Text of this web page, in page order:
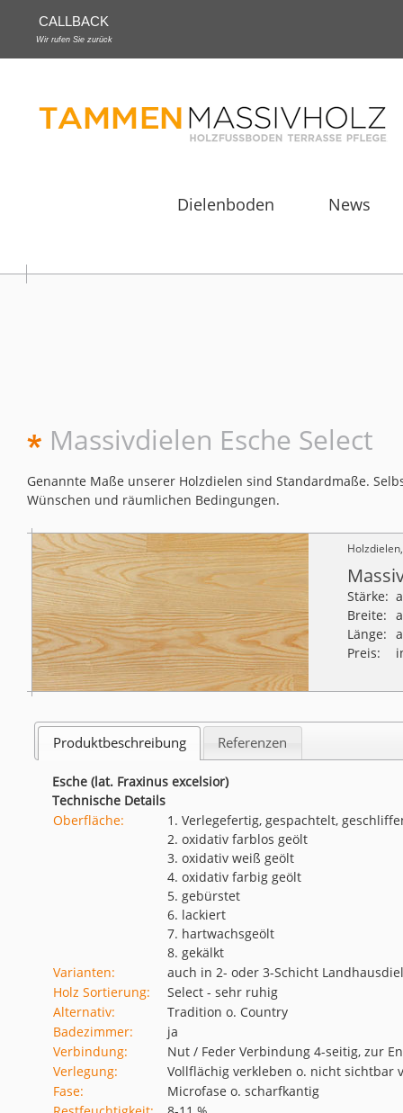
CALLBACK
Wir rufen Sie zurück
Dielenboden News
Massivdielen Esche Select
Genannte Maße unserer Holzdielen sind Standardmaße.
Wünschen und räumlichen Bedingungen.
Stärke:
Breite:
Länge:
Preis:
Produktbeschreibung Referenzen
Esche (lat. Fraxinus excelsior)
Technische Details
Oberfläche:
1. Verlegefertig, gespachtelt,
2. oxidativ farblos geölt
3. oxidativ weiß geölt
4. oxidativ farbig geölt
5. gebürstet
6. lackiert
7. hartwachsgeölt
8. gekälkt
Varianten:
auch in 2- oder 3-Schicht
Holz Sortierung:
Select - sehr ruhig
Alternativ:
Tradition o. Country
Badezimmer:
ja
Verbindung:
Nut / Feder Verbindung 4-seitig, zur
Verlegung:
Vollflächig verkleben o. nicht sichtbar
Fase:
Microfase o. scharfkantig